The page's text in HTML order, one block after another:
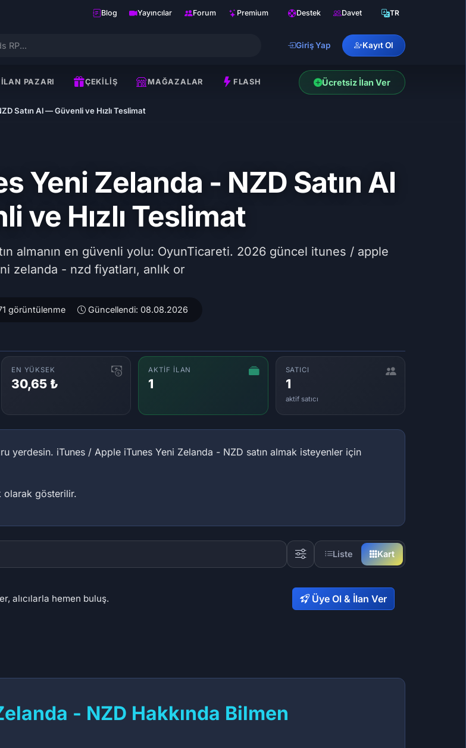
Blog Yayıncılar Forum Premium Destek Davet TR
Giriş Yap Kayıt Ol
İLAN PAZARI ÇEKILIŞ MAĞAZALAR FLASH Ücretsiz İlan Ver
Satın Al — Güvenli ve Hızlı Teslimat
Yeni Zelanda - NZD Satın Al
ve Hızlı Teslimat
almanın en güvenli yolu: OyunTicareti. 2026 güncel itunes / apple
zelanda - nzd fiyatları, anlık or
görüntülenme Güncellendi: 08.08.2026
EN YÜKSEK
30,65 ₺
AKTIF İLAN
1
SATICI
1
aktif satıcı
yerdesin. iTunes / Apple iTunes Yeni Zelanda - NZD satın almak isteyenler için
olarak gösterilir.
Liste Kart
alıcılarla hemen buluş. Üye Ol & İlan Ver
- NZD Hakkında Bilmen